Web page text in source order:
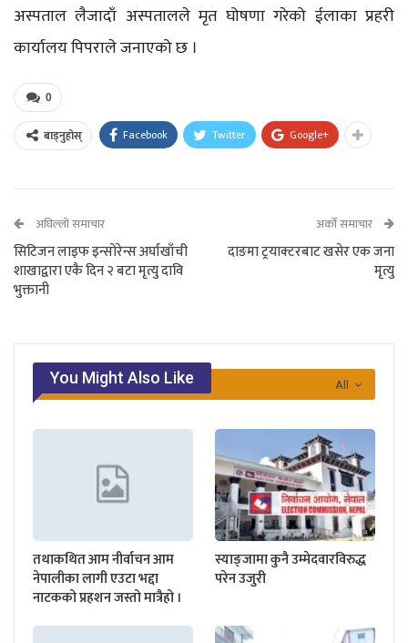
अस्पताल लैजादाँ अस्पतालले मृत घोषणा गरेको ईलाका प्रहरी
कार्यालय पिपराले जनाएको छ ।
0
बाड्नुहोस् Facebook Twitter Google+
अघिल्लो समाचार
सिटिजन लाइफ इन्सोरेन्स अर्घाखाँची
शाखाद्वारा एकै दिन २ बटा मृत्यु दावि
भुक्तानी
अर्को समाचार
दाङमा ट्रयाक्टरबाट खसेर एक जना
मृत्यु
All
You Might Also Like
तथाकथित आम नीर्वाचन आम
नेपालीका लागी एउटा भद्दा
नाटकको प्रहशन जस्तो मात्रैहो ।
स्याङ्जामा कुनै उम्मेदवारविरुद्ध
परेन उजुरी